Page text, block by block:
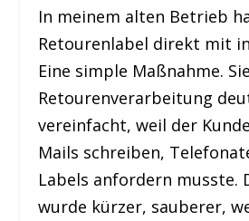
In meinem alten Betrieb
Retourenlabel direkt mit
Eine simple Maßnahme.
Retourenverarbeitung
vereinfacht, weil der
Mails schreiben,
Labels anfordern musste.
wurde kürzer, sauberer,